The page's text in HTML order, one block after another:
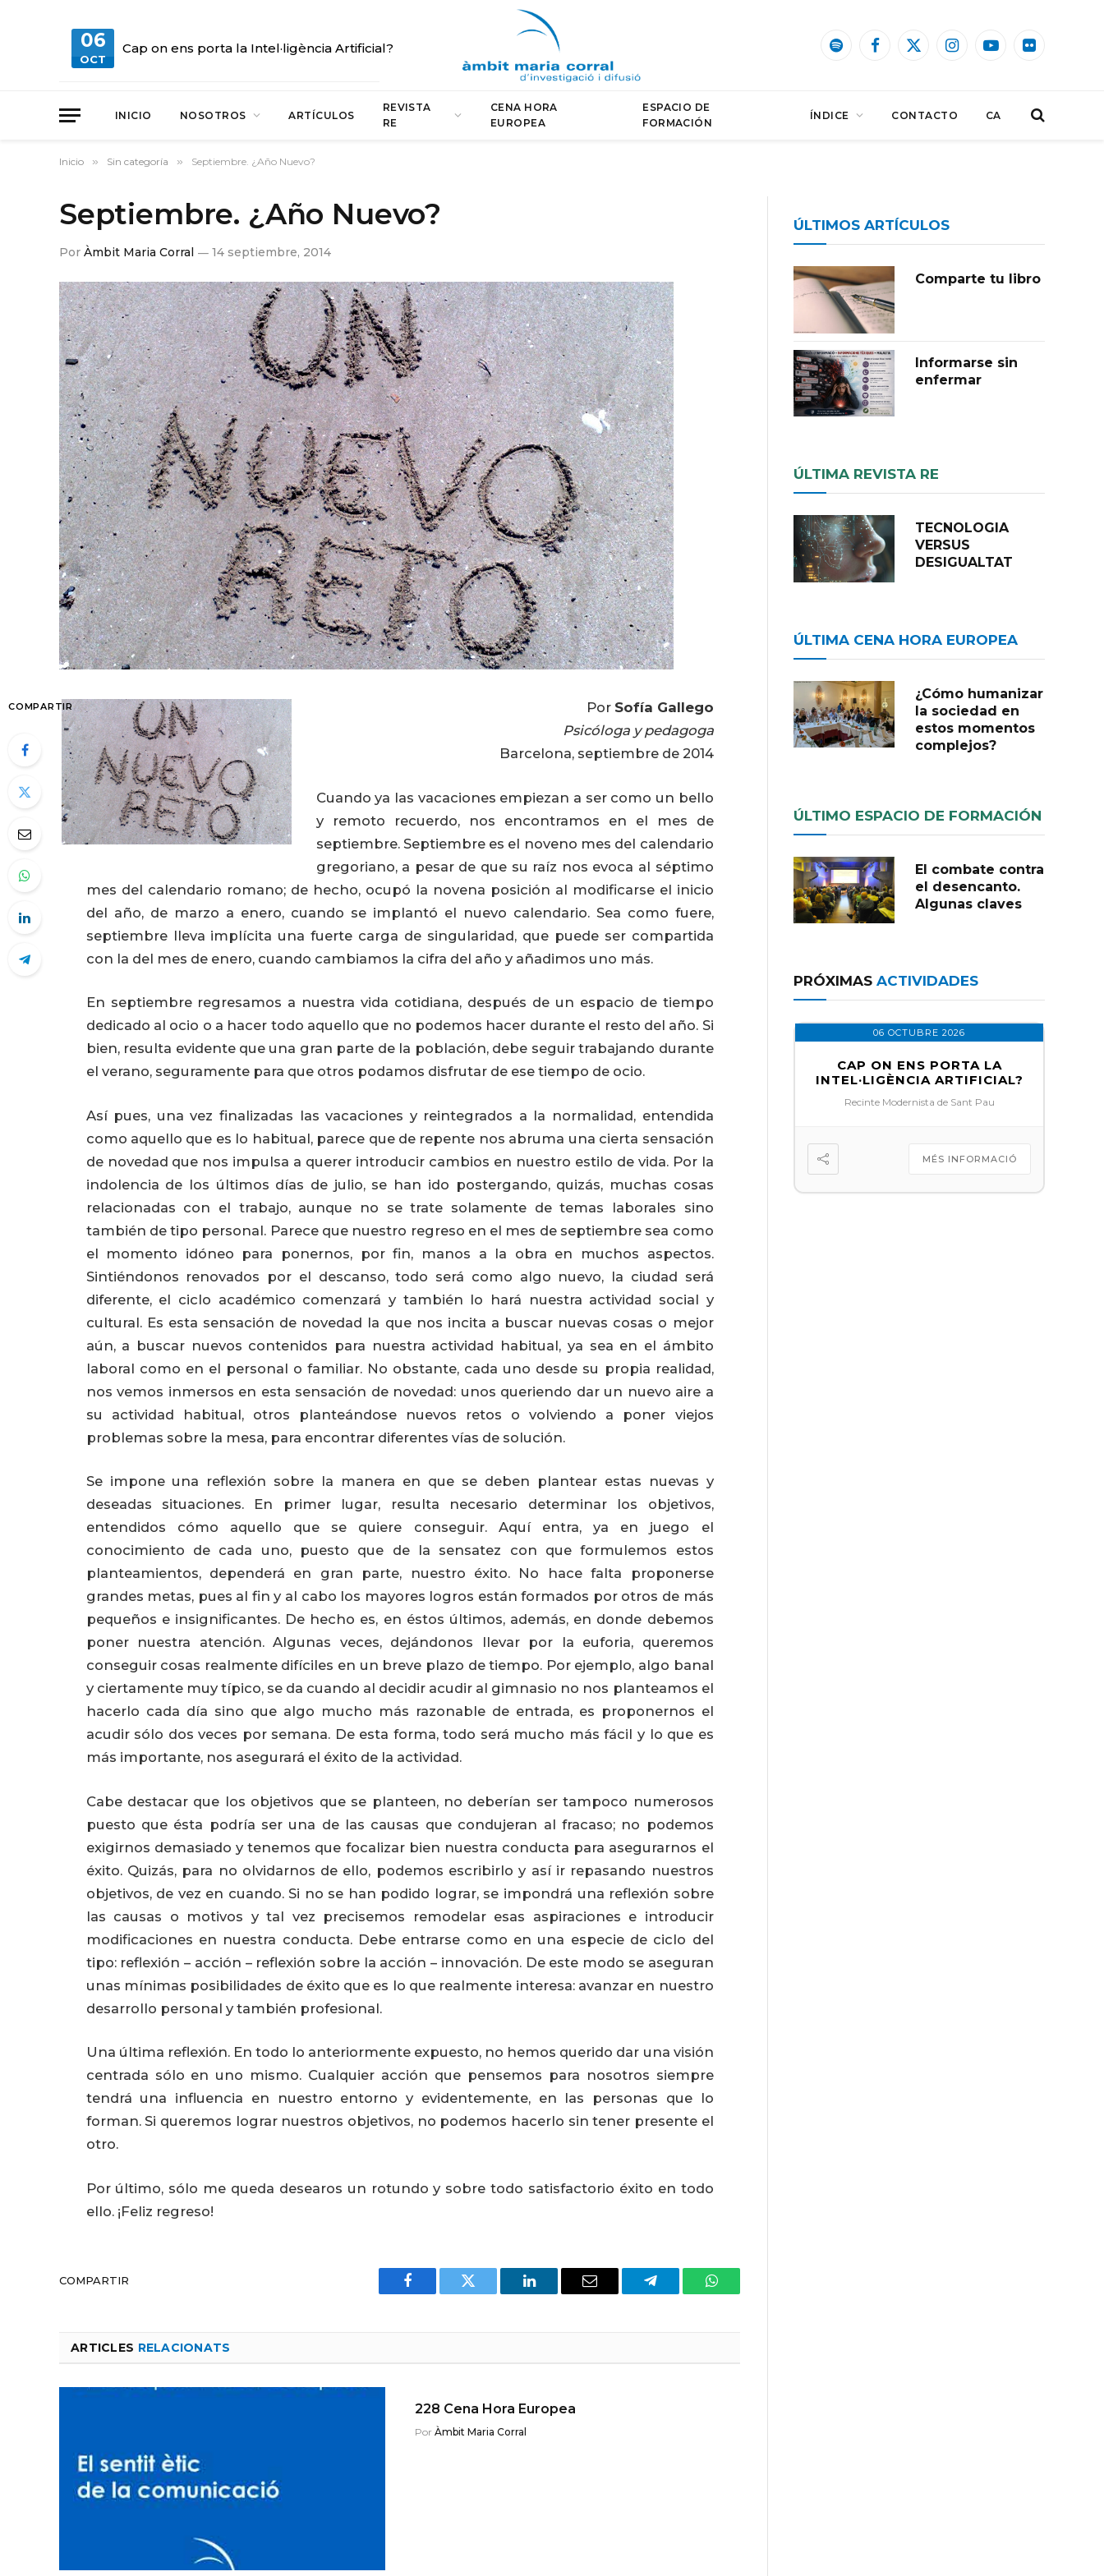
06
OCT
Cap on ens porta la Intel·ligència Artificial? SpotifyFacebook
X
InstagramYouTubeFlickr
INICIO NOSOTROS ARTÍCULOS
REVISTA
RE
CENA HORA
EUROPEA
ESPACIO DE
FORMACIÓN
ÍNDICE CONTACTO CA
Inicio » Sin categoría » Septiembre. ¿Año Nuevo?
Septiembre. ¿Año Nuevo?
Por Àmbit Maria Corral 14 septiembre, 2014
COMPARTIR Por Sofía Gallego
Psicóloga y pedagoga
Barcelona, septiembre de 2014
Cuando ya las vacaciones empiezan a ser como un bello
y remoto recuerdo, nos encontramos en el mes de
septiembre. Septiembre es el noveno mes del calendario
gregoriano, a pesar de que su raíz nos evoca al séptimo
mes del calendario romano; de hecho, ocupó la novena posición al modificarse el inicio
del año, de marzo a enero, cuando se implantó el nuevo calendario. Sea como fuere,
septiembre lleva implícita una fuerte carga de singularidad, que puede ser compartida
con la del mes de enero, cuando cambiamos la cifra del año y añadimos uno más.
En septiembre regresamos a nuestra vida cotidiana, después de un espacio de tiempo
dedicado al ocio o a hacer todo aquello que no podemos hacer durante el resto del año. Si
bien, resulta evidente que una gran parte de la población, debe seguir trabajando durante
el verano, seguramente para que otros podamos disfrutar de ese tiempo de ocio.
Así pues, una vez finalizadas las vacaciones y reintegrados a la normalidad, entendida
como aquello que es lo habitual, parece que de repente nos abruma una cierta sensación
de novedad que nos impulsa a querer introducir cambios en nuestro estilo de vida. Por la
indolencia de los últimos días de julio, se han ido postergando, quizás, muchas cosas
relacionadas con el trabajo, aunque no se trate solamente de temas laborales sino
también de tipo personal. Parece que nuestro regreso en el mes de septiembre sea como
el momento idóneo para ponernos, por fin, manos a la obra en muchos aspectos.
Sintiéndonos renovados por el descanso, todo será como algo nuevo, la ciudad será
diferente, el ciclo académico comenzará y también lo hará nuestra actividad social y
cultural. Es esta sensación de novedad la que nos incita a buscar nuevas cosas o mejor
aún, a buscar nuevos contenidos para nuestra actividad habitual, ya sea en el ámbito
laboral como en el personal o familiar. No obstante, cada uno desde su propia realidad,
nos vemos inmersos en esta sensación de novedad: unos queriendo dar un nuevo aire a
su actividad habitual, otros planteándose nuevos retos o volviendo a poner viejos
problemas sobre la mesa, para encontrar diferentes vías de solución.
Se impone una reflexión sobre la manera en que se deben plantear estas nuevas y
deseadas situaciones. En primer lugar, resulta necesario determinar los objetivos,
entendidos cómo aquello que se quiere conseguir. Aquí entra, ya en juego el
conocimiento de cada uno, puesto que de la sensatez con que formulemos estos
planteamientos, dependerá en gran parte, nuestro éxito. No hace falta proponerse
grandes metas, pues al fin y al cabo los mayores logros están formados por otros de más
pequeños e insignificantes. De hecho es, en éstos últimos, además, en donde debemos
poner nuestra atención. Algunas veces, dejándonos llevar por la euforia, queremos
conseguir cosas realmente difíciles en un breve plazo de tiempo. Por ejemplo, algo banal
y ciertamente muy típico, se da cuando al decidir acudir al gimnasio no nos planteamos el
hacerlo cada día sino que algo mucho más razonable de entrada, es proponernos el
acudir sólo dos veces por semana. De esta forma, todo será mucho más fácil y lo que es
más importante, nos asegurará el éxito de la actividad.
Cabe destacar que los objetivos que se planteen, no deberían ser tampoco numerosos
puesto que ésta podría ser una de las causas que condujeran al fracaso; no podemos
exigirnos demasiado y tenemos que focalizar bien nuestra conducta para asegurarnos el
éxito. Quizás, para no olvidarnos de ello, podemos escribirlo y así ir repasando nuestros
objetivos, de vez en cuando. Si no se han podido lograr, se impondrá una reflexión sobre
las causas o motivos y tal vez precisemos remodelar esas aspiraciones e introducir
modificaciones en nuestra conducta. Debe entrarse como en una especie de ciclo del
tipo: reflexión – acción – reflexión sobre la acción – innovación. De este modo se aseguran
unas mínimas posibilidades de éxito que es lo que realmente interesa: avanzar en nuestro
desarrollo personal y también profesional.
Una última reflexión. En todo lo anteriormente expuesto, no hemos querido dar una visión
centrada sólo en uno mismo. Cualquier acción que pensemos para nosotros siempre
tendrá una influencia en nuestro entorno y evidentemente, en las personas que lo
forman. Si queremos lograr nuestros objetivos, no podemos hacerlo sin tener presente el
otro.
Por último, sólo me queda desearos un rotundo y sobre todo satisfactorio éxito en todo
ello. ¡Feliz regreso!
COMPARTIR
Facebook Twitter LinkedIn Email Telegram WhatsApp
ARTICLES RELACIONATS
228 Cena Hora Europea
Por Àmbit Maria Corral
ÚLTIMOS ARTÍCULOS
Comparte tu libro
Informarse sin
enfermar
ÚLTIMA REVISTA RE
TECNOLOGIA
VERSUS
DESIGUALTAT
ÚLTIMA CENA HORA EUROPEA
¿Cómo humanizar
la sociedad en
estos momentos
complejos?
ÚLTIMO ESPACIO DE FORMACIÓN
El combate contra
el desencanto.
Algunas claves
PRÓXIMASACTIVIDADES
06 OCTUBRE 2026
CAP ON ENS PORTA LA
INTEL·LIGÈNCIA ARTIFICIAL?
Recinte Modernista de Sant Pau
MÉS INFORMACIÓ